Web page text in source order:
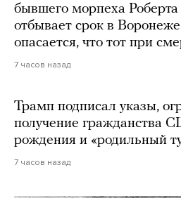
бывшего морпеха
отбывает срок в
опасается, что тот при
7 часов назад
Трамп подписал указы,
получение гражданства
рождения и «родильный
7 часов назад